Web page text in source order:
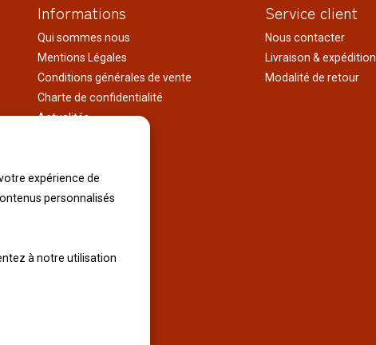
Informations
Qui sommes nous
Mentions Légales
Conditions générales de vente
Charte de confidentialité
Actualités
Liens utiles
Service client
Nous contacter
Livraison & expédition
Modalité de retour
expérience de
personnalisés
à notre utilisation